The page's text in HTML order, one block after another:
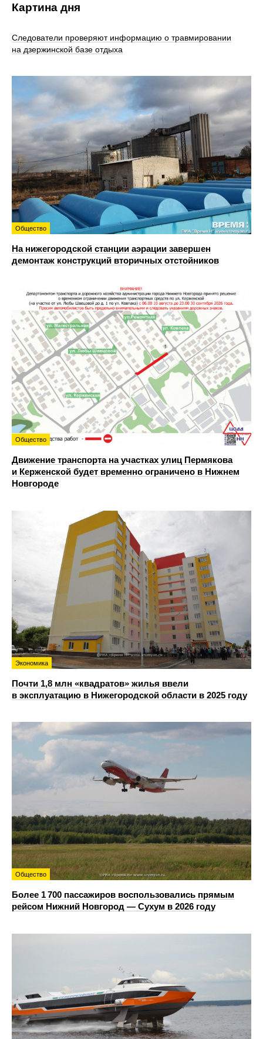
Картина дня
Следователи проверяют информацию о травмировании
на дзержинской базе отдыха
Общество
На нижегородской станции аэрации завершен
демонтаж конструкций вторичных отстойников
Общество
Движение транспорта на участках улиц Пермякова
и Керженской будет временно ограничено в Нижнем
Новгороде
Экономика
Почти 1,8 млн «квадратов» жилья ввели
в эксплуатацию в Нижегородской области в 2025 году
Общество
Более 1 700 пассажиров воспользовались прямым
рейсом Нижний Новгород — Сухум в 2026 году